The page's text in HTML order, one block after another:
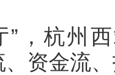
”，杭州
、资金流